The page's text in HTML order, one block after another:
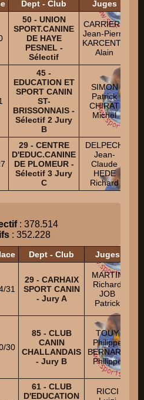
Dept - Club Juges
50 - UNION
SPORT.CANINE
DE HAYE
PESNEL -
Sélectif
CARRIERE
Jean-Pierre
KARCENTY
Alain
45 -
EDUCATION ET
SPORT CANIN
ST-
BRISSONNAIS -
Sélectif 2 Jury
B
SIMON
Patrick
CHIRAT
Michel
29 - CENTRE
D'EDUC.CANINE
DE PLOMEUR -
Sélectif 3 Jury
C
DELPECH
Jean-
Claude
HEDE
Richard
: 378.514
: 352.228
Dept - Club Juges
31
29 - CARHAIX
SPORT CANIN
- Jury A
MARTIN
Richard
JOB
Patrick
30
85 - CLUB
CANIN
CHALLANDAIS
- Jury B
TOUY
Philippe
BERNARD
Philippe
61 - CLUB
D'EDUCATION
RICCI